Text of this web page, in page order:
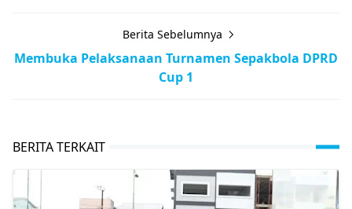
Berita Sebelumnya
Membuka Pelaksanaan Turnamen Sepakbola DPRD
Cup 1
BERITA TERKAIT